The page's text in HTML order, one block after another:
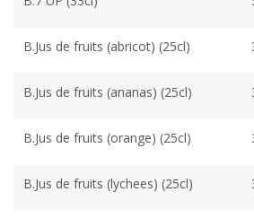
B.Jus de fruits (abricot) (25cl)
B.Jus de fruits (ananas) (25cl)
B.Jus de fruits (orange) (25cl)
B.Jus de fruits (lychees) (25cl)